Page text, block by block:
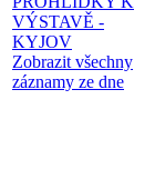
VÝSTAVĚ -
KYJOV
Zobrazit všechny
záznamy ze dne